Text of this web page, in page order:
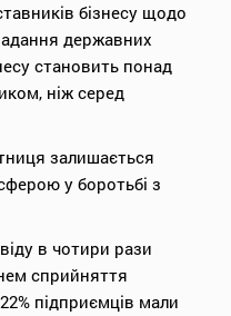
бізнесу щодо
державних
становить понад
ніж серед
залишається
у боротьбі з
в чотири рази
сприйняття
підприємців мали